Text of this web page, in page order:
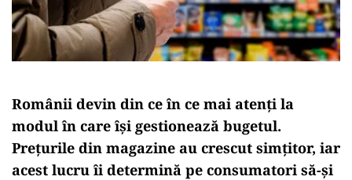
Românii devin din ce în ce mai atenți la
modul în care își gestionează bugetul.
Prețurile din magazine au crescut simțitor, iar
acest lucru îi determină pe consumatori să-și